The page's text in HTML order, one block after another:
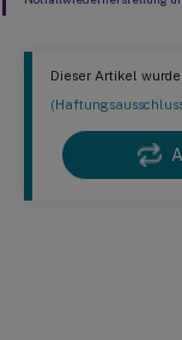
Dieser Artikel